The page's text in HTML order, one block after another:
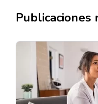
Publicaciones